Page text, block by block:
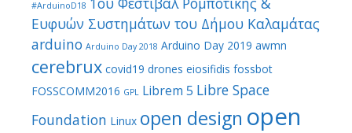
#ArduinoD18
Ευφυών Συστημάτων του Δήμου Καλαμάτας
arduino Arduino Day 2018 Arduino Day 2019 awmn
cerebrux covid19 drones eiosifidis fossbot
FOSSCOMM2016 GPL Librem 5 Libre Space
Foundation Linux open design open